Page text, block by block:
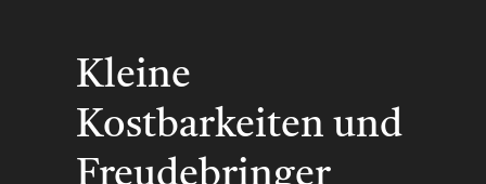
Kleine
Kostbarkeiten und